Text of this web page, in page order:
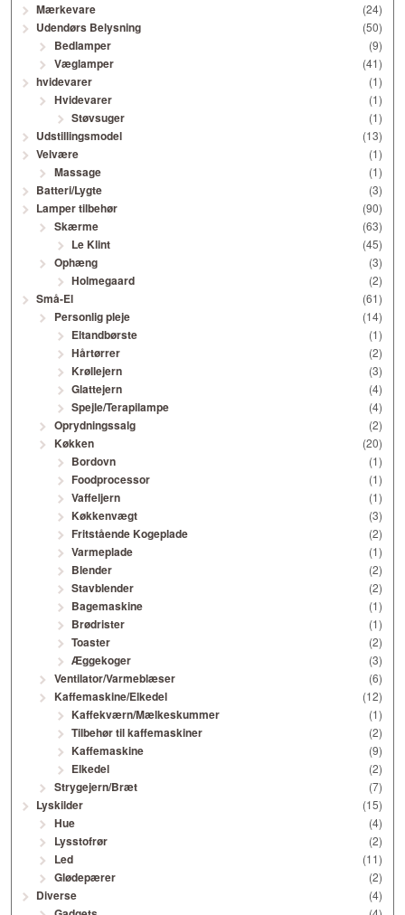
Mærkevare (24)
Udendørs Belysning (50)
Bedlamper (9)
Væglamper (41)
hvidevarer (1)
Hvidevarer (1)
Støvsuger (1)
Udstillingsmodel (13)
Velvære (1)
Massage (1)
Batteri/Lygte (3)
Lamper tilbehør (90)
Skærme (63)
Le Klint (45)
Ophæng (3)
Holmegaard (2)
Små-El (61)
Personlig pleje (14)
Eltandbørste (1)
Hårtørrer (2)
Krøllejern (3)
Glattejern (4)
Spejle/Terapilampe (4)
Oprydningssalg (2)
Køkken (20)
Bordovn (1)
Foodprocessor (1)
Vaffeljern (1)
Køkkenvægt (3)
Fritstående Kogeplade (2)
Varmeplade (1)
Blender (2)
Stavblender (2)
Bagemaskine (1)
Brødrister (1)
Toaster (2)
Æggekoger (3)
Ventilator/Varmeblæser (6)
Kaffemaskine/Elkedel (12)
Kaffekværn/Mælkeskummer (1)
Tilbehør til kaffemaskiner (2)
Kaffemaskine (9)
Elkedel (2)
Strygejern/Bræt (7)
Lyskilder (15)
Hue (4)
Lysstofrør (2)
Led (11)
Glødepærer (2)
Diverse (4)